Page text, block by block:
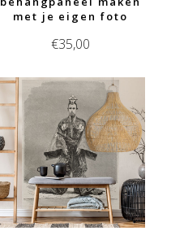
met je eigen foto
€35,00